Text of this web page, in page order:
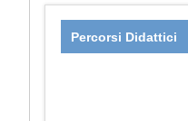
Percorsi Didattici